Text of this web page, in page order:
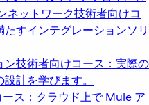
ネットワーク技術者向けコ
すインテグレーションソリ
ン技術者向けコース：実際の
計を学びます。
ス：クラウド上で Mule ア